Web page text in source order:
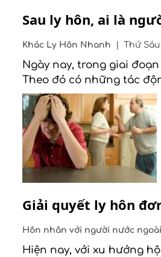
Sau ly hôn, ai là
Khác Ly Hôn Nhanh Thứ
Ngày nay, trong giai
Theo đó có những tác
Giải quyết ly hôn
Hôn nhân với người nước ngoài
Hiện nay, với xu hướng